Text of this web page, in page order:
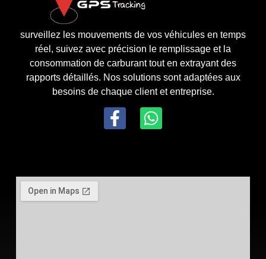
surveillez les mouvements de vos véhicules en temps
réel, suivez avec précision le remplissage et la
consommation de carburant tout en extrayant des
rapports détaillés. Nos solutions sont adaptées aux
besoins de chaque client et entreprise.